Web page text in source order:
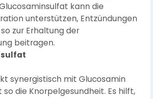
kann die
unterstützen, Entzündungen
zur Erhaltung der
beitragen.
synergistisch mit Glucosamin
die Knorpelgesundheit. Es hilft,